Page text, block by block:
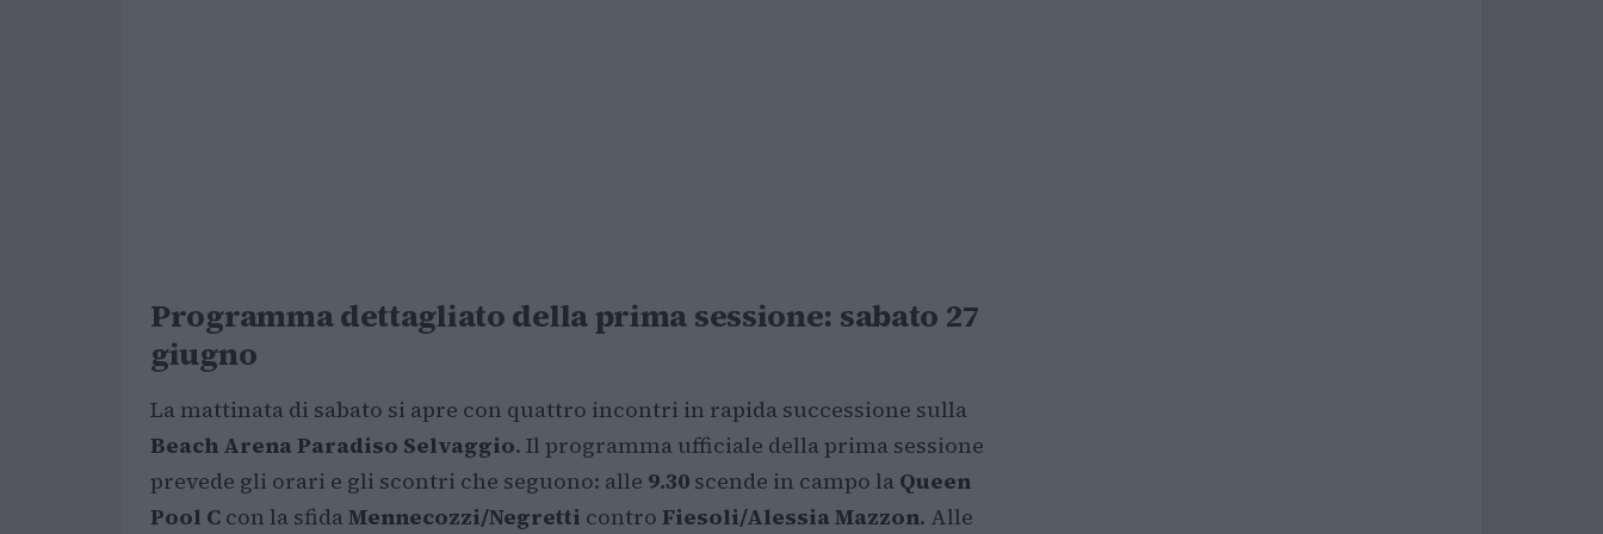
Programma dettagliato della prima sessione: sabato 27
giugno
La mattinata di sabato si apre con quattro incontri in rapida successione sulla
Beach Arena Paradiso Selvaggio. Il programma ufficiale della prima sessione
prevede gli orari e gli scontri che seguono: alle 9.30 scende in campo la Queen
Pool C con la sfidaMennecozzi/Negretti contro Fiesoli/Alessia Mazzon. Alle